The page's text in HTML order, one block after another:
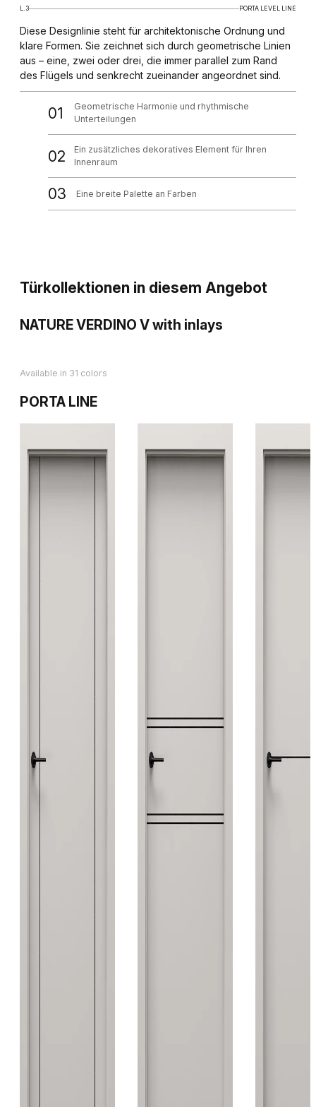
L.3 PORTA LEVEL LINE
Diese Designlinie steht für architektonische Ordnung und
klare Formen. Sie zeichnet sich durch geometrische Linien
aus – eine, zwei oder drei, die immer parallel zum Rand
des Flügels und senkrecht zueinander angeordnet sind.
01
Geometrische Harmonie und rhythmische
Unterteilungen
02
Ein zusätzliches dekoratives Element für Ihren
Innenraum
03 Eine breite Palette an Farben
Türkollektionen in diesem Angebot
NATURE VERDINO V with inlays
Available in 31 colors
PORTA LINE